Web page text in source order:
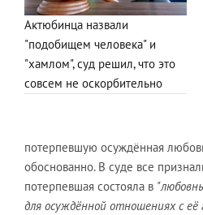
Актюбинца назвали
"подобищем человека" и
"хамлом", суд решил, что это
совсем не оскорбительно
потерпевшую осуждённая
обоснованно. В суде все
потерпевшая состояла в
для осуждённой отношениях с